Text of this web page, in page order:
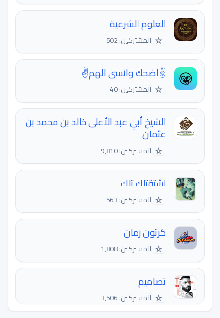
العلوم الشرعية
☆ المشتركين: 502
✌اضحك وانسى الهم✌
☆ المشتركين: 40
الشيخ أبي عبد الأعلى خالد بن محمد بن
عثمان
☆ المشتركين: 9,810
اشتقتلك تلك
☆ المشتركين: 563
كرتون زمان
☆ المشتركين: 1,808
تصاميم
☆ المشتركين: 3,506